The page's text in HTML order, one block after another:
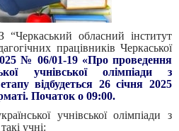
обласний інститут
працівників Черкаської
№ 06/01-19 «Про проведення
учнівської олімпіади з
відбудеться 26 січня 2025
Початок о 09:00.
учнівської олімпіади з
учні: